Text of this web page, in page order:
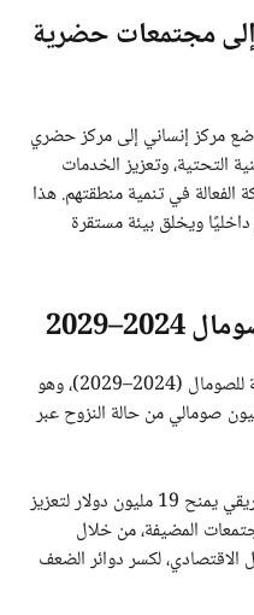
إلى مجتمعات حضرية
مركز إنساني إلى مركز حضري
التحتية، وتعزيز الخدمات
الفعالة في تنمية منطقتهم. هذا
ويخلق بيئة مستقرة
يأتي المشروع ضمن خطة حلول وطنية للصومال (2024–2029)، وهو
صومالي من حالة النزوح عبر
وأكد سانكاريه، أن صندوق التنمية الأفريقي يمنح 19 مليون دولار لتعزيز
المضيفة، من خلال
الاقتصادي، لكسر دوائر الضعف